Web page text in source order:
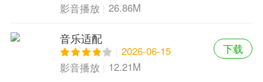
影音播放
26.86M
音乐适配
2026-06-15
影音播放
12.21M
下载